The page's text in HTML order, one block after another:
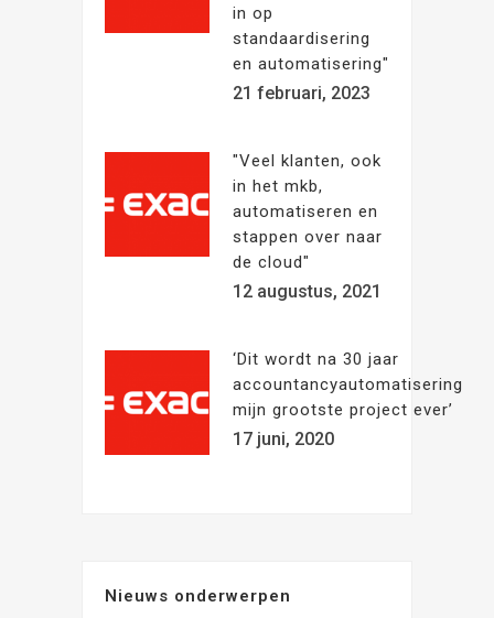
in op
standaardisering
en automatisering"
21 februari, 2023
"Veel klanten, ook
in het mkb,
automatiseren en
stappen over naar
de cloud"
12 augustus, 2021
‘Dit wordt na 30 jaar
accountancyautomatisering
mijn grootste project ever’
17 juni, 2020
Nieuws onderwerpen